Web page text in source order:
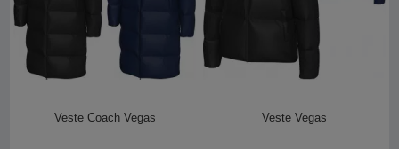
Veste Coach Vegas Veste Vegas